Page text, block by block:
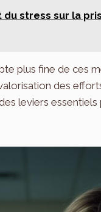
du stress sur la
plus fine de ces
des efforts
leviers